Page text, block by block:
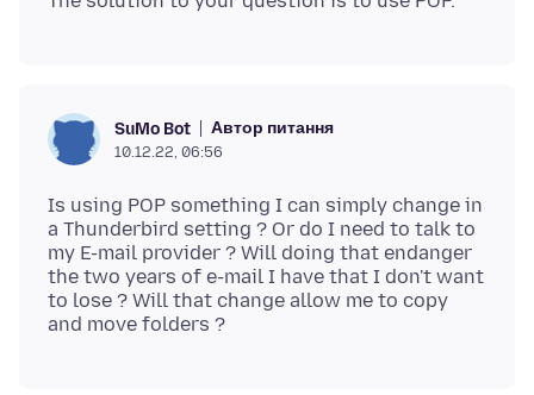
SuMo Bot Автор питання
10.12.22, 06:56
Is using POP something I can simply change in
a Thunderbird setting ? Or do I need to talk to
my E-mail provider ? Will doing that endanger
the two years of e-mail I have that I don't want
to lose ? Will that change allow me to copy